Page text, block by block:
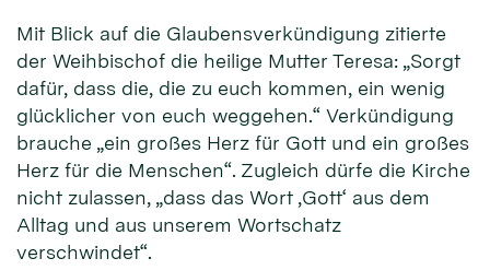
Mit Blick auf die Glaubensverkündigung zitierte
der Weihbischof die heilige Mutter Teresa: „Sorgt
dafür, dass die, die zu euch kommen, ein wenig
glücklicher von euch weggehen.“ Verkündigung
brauche „ein großes Herz für Gott und ein großes
Herz für die Menschen“. Zugleich dürfe die Kirche
nicht zulassen, „dass das Wort ‚Gott‘ aus dem
Alltag und aus unserem Wortschatz
verschwindet“.